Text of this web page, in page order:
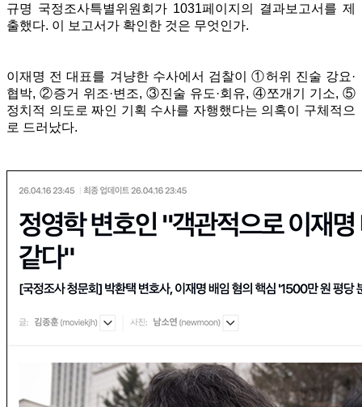
규명 국정조사특별위원회가 1031페이지의 결과보고서를 제
출했다. 이 보고서가 확인한 것은 무엇인가.
이재명 전 대표를 겨냥한 수사에서 검찰이 ①허위 진술 강요·
협박, ②증거 위조·변조, ③진술 유도·회유, ④쪼개기 기소, ⑤
정치적 의도로 짜인 기획 수사를 자행했다는 의혹이 구체적으
로 드러났다.